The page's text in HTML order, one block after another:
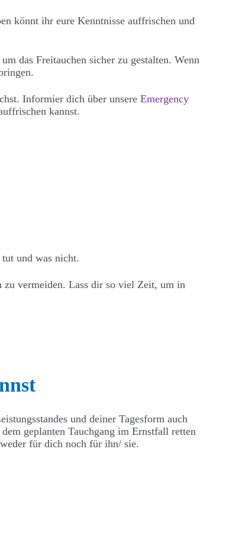
könnt ihr eure Kenntnisse auffrischen und
das Freitauchen sicher zu gestalten. Wenn
Informier dich über unsere Emergency
kannst.
und was nicht.
zu vermeiden. Lass dir so viel Zeit, um in
und deiner Tagesform auch
geplanten Tauchgang im Ernstfall retten
für dich noch für ihn/ sie.